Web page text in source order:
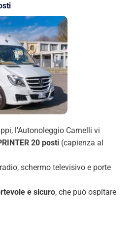
l’Autonoleggio Carnelli vi
20 posti (capienza al
schermo televisivo e porte
e sicuro, che può ospitare